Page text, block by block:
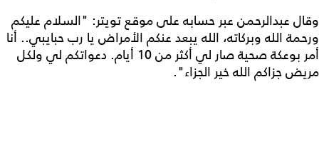
وقال عبدالرحمن عبر حسابه على موقع تويتر: "السلام عليكم
ورحمة الله وبركاته، الله يبعد عنكم الأمراض يا رب حبايبي.. أنا
أمر بوعكة صحية صار لي أكثر من 10 أيام. دعواتكم لي ولكل
مريض جزاكم الله خير الجزاء".